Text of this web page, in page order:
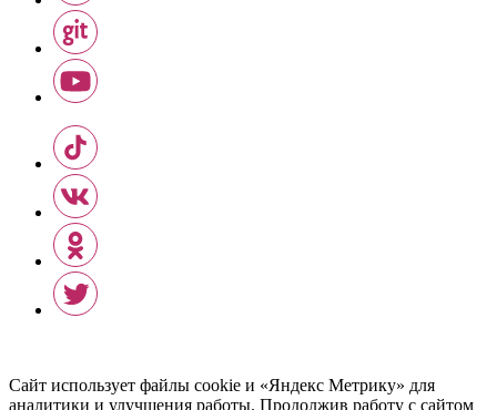
Сайт использует файлы cookie и «Яндекс Метрику» для
аналитики и улучшения работы. Продолжив работу с сайтом